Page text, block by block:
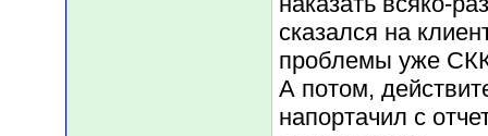
сказался на
проблемы уже
А потом,
напортачил с